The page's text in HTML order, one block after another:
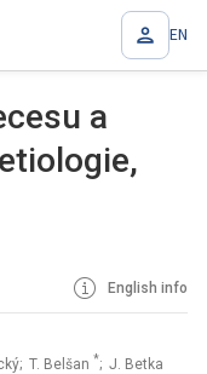
EN
a
English info
T. Belšan *; J. Betka